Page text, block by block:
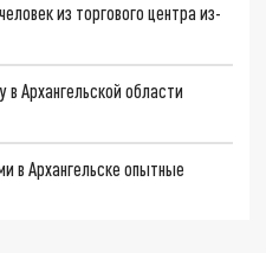
из торгового центра из-
Архангельской области
в Архангельске опытные